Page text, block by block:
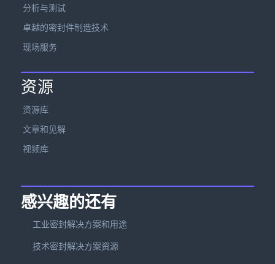
分析与测试
卓越的密封件制造技术
现场服务
资源
资源库
文章和见解
视频库
感兴趣的还有
工业密封解决方案和用途
技术密封解决方案资源